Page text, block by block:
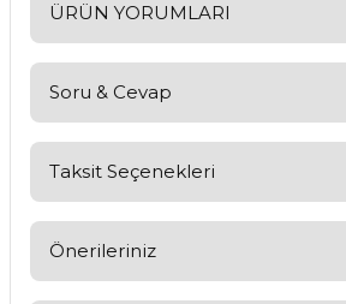
ÜRÜN YORUMLARI
Bu ürüne ilk yorumu siz
Soru & Cevap
Ürün hakkında henüz soru
Taksit Seçenekleri
Önerileriniz